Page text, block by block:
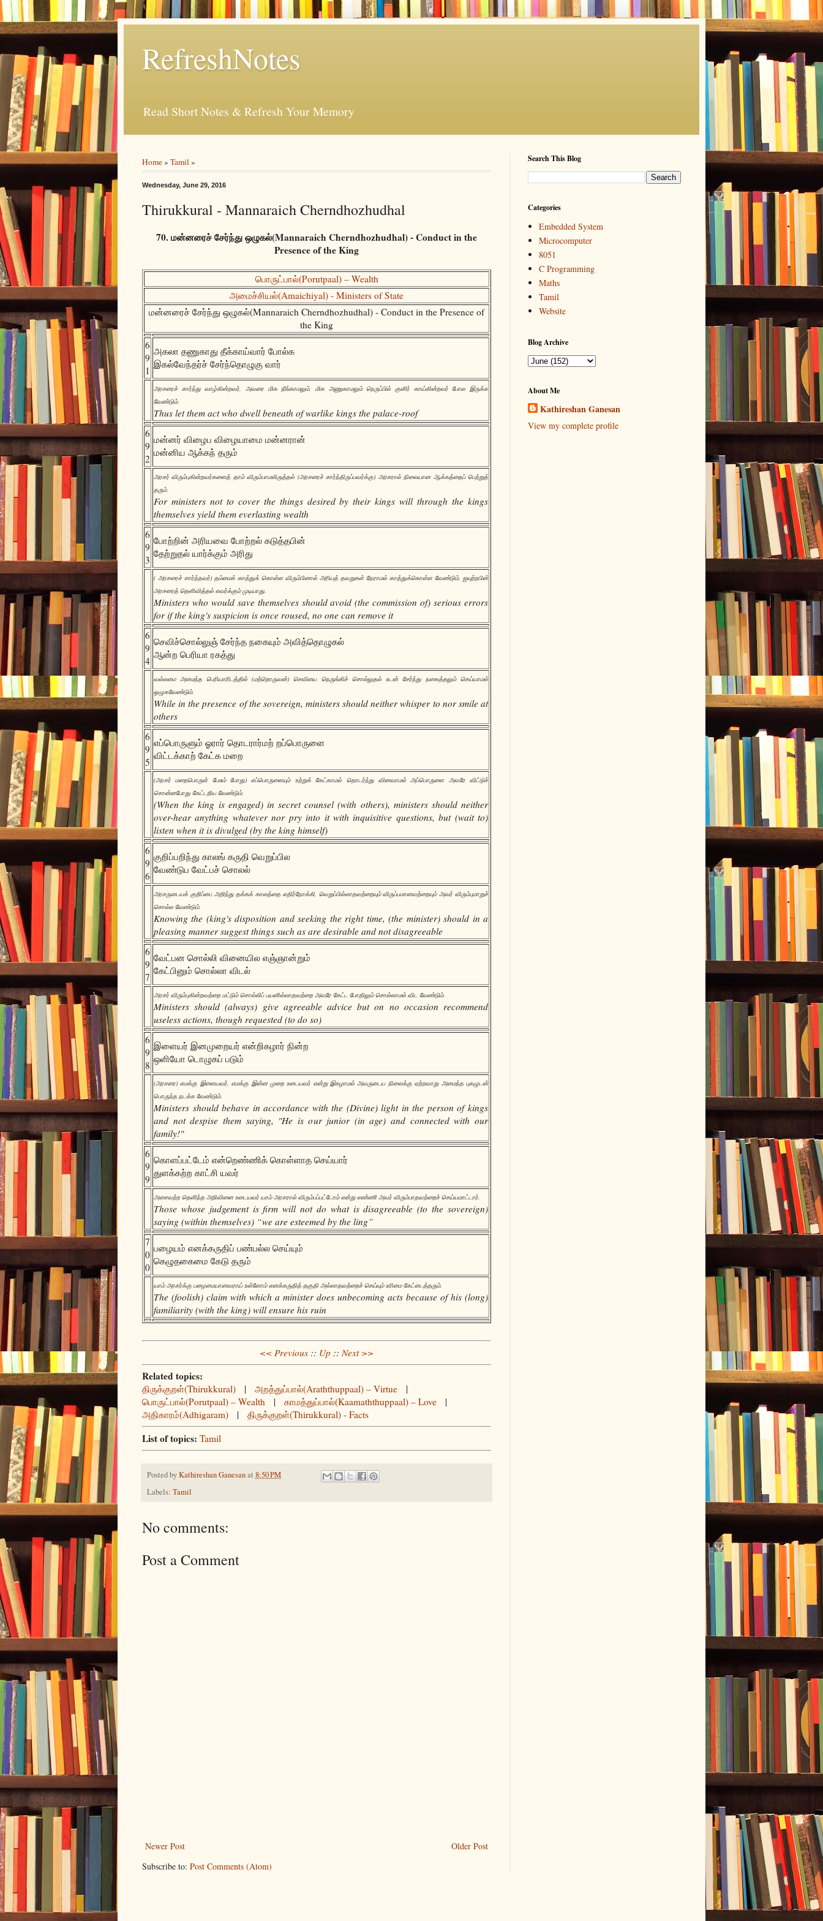
RefreshNotes
Read Short Notes & Refresh Your Memory
Home» Tamil »
Wednesday, June 29, 2016
Thirukkural - Mannaraich Cherndhozhudhal
70. மன்னரைச் சேர்ந்து ஒழுகல்(Mannaraich Cherndhozhudhal) - Conduct in the
Presence of the King
பொருட்பால்(Porutpaal) – Wealth
அமைச்சியல்(Amaichiyal) - Ministers of State
மன்னரைச் சேர்ந்து ஒழுகல்(Mannaraich Cherndhozhudhal) - Conduct in the Presence of
the King
6
9
1
அகலா தணுகாது தீக்காய்வார் போல்க
இகல்வேந்தர்ச் சேர்ந்தொழுகு வார்
அரசரைச் சார்ந்து வாழ்கின்றவர், அவரை மிக நீங்காமலும், மிக அணுகாமலும் நெருப்பில் குளிர் காய்கின்றவர் போல இருக்க
வேண்டும்.
Thus let them act who dwell beneath of warlike kings the palace-roof
6
9
2
மன்னர் விழைப விழையாமை மன்னரான்
மன்னிய ஆக்கந் தரும்
அரசர் விரும்புகின்றவர்களைத் தாம் விரும்பாமலிருத்தல் (அரசரைச் சார்ந்திருப்பவர்க்கு) அரசரால் நிலையான ஆக்கத்தைப் பெற்றுத்
தரும்.
For ministers not to cover the things desired by their kings will through the kings
themselves yield them everlasting wealth
6
9
3
போற்றின் அரியவை போற்றல் கடுத்தபின்
தேற்றுதல் யார்க்கும் அரிது
( அரசரைச் சார்ந்தவர்) தம்மைக் காத்துக் கொள்ள விரும்பினால் அரியத் தவறுகள் நேராமல் காத்துக்கொள்ள வேண்டும், ஐயுற்றபின்
அரசரைத் தெளிவித்தல் எவர்க்கும் முடியாது.
Ministers who would save themselves should avoid (the commission of) serious errors
for if the king's suspicion is once roused, no one can remove it
6
9
4
செவிச்சொல்லுஞ் சேர்ந்த நகையும் அவித்தொழுகல்
ஆன்ற பெரியா ரகத்து
வல்லமை அமைந்த பெரியாரிடத்தில் (மற்றொருவன்) செவியை நெருங்கிச் சொல்லுதல் உடன் சேர்ந்து நகைத்தலும் செய்யாமல்
ஒழுகவேண்டும்.
While in the presence of the sovereign, ministers should neither whisper to nor smile at
others
6
9
5
எப்பொருளும் ஓரார் தொடரார்மற் றப்பொருளை
விட்டக்காற் கேட்க மறை
(அரசர் மறைபொருள் பேசும் போது) எப்பொருளையும் உற்றுக் கேட்காமல் தொடர்ந்து வினவாமல் அப்பொருளை அவரே விட்டுச்
சொன்னபோது கேட்டறிய வேண்டும்.
(When the king is engaged) in secret counsel (with others), ministers should neither
over-hear anything whatever nor pry into it with inquisitive questions, but (wait to)
listen when it is divulged (by the king himself)
6
9
6
குறிப்பறிந்து காலங் கருதி வெறுப்பில
வேண்டுப வேட்பச் சொலல்
அரசருடையக் குறிப்பை அறிந்து தக்கக் காலத்தை எதிர்நோக்கி, வெறுப்பில்லாதவற்றையும் விருப்பமானவற்றையும் அவர் விரும்புமாறுச்
சொல்ல வேண்டும்.
Knowing the (king's disposition and seeking the right time, (the minister) should in a
pleasing manner suggest things such as are desirable and not disagreeable
6
9
7
வேட்பன சொல்லி வினையில எஞ்ஞான்றும்
கேட்பினும் சொல்லா விடல்
அரசர் விரும்புகின்றவற்றை மட்டும் சொல்லிப் பயனில்லாதவற்றை அவரே கேட்ட போதிலும் சொல்லாமல் விட வேண்டும்.
Ministers should (always) give agreeable advice but on no occasion recommend
useless actions, though requested (to do so)
6
9
8
இளையர் இனமுறையர் என்றிகழார் நின்ற
ஒளியோ டொழுகப் படும்
(அரசரை) எமக்கு இளையவர், எமக்கு இன்ன முறை உடையவர் என்று இகழாமல் அவருடைய நிலைக்கு ஏற்றவாறு அமைந்த புகழுடன்
பொருந்த நடக்க வேண்டும்.
Ministers should behave in accordance with the (Divine) light in the person of kings
and not despise them saying, "He is our junior (in age) and connected with our
family!"
6
9
9
கொளப்பட்டேம் என்றெண்ணிக் கொள்ளாத செய்யார்
துளக்கற்ற காட்சி யவர்
அசைவற்ற தெளிந்த அறிவினை உடையவர் யாம் அரசரால் விரும்பப்பட்டோம் என்று எண்ணி அவர் விரும்பாதவற்றைச் செய்யமாட்டார்.
Those whose judgement is firm will not do what is disagreeable (to the sovereign)
saying (within themselves) “we are esteemed by the ling”
7
0
0
பழையம் எனக்கருதிப் பண்பல்ல செய்யும்
கெழுதகைமை கேடு தரும்
யாம் அரசர்க்கு பழைமையானவராய் உள்ளோம் எனக்கருதித் தகுதி அல்லாதவற்றைச் செய்யும் உரிமை கேட்டைத்தரும்.
The (foolish) claim with which a minister does unbecoming acts because of his (long)
familiarity (with the king) will ensure his ruin
<< Previous :: Up :: Next >>
Related topics:
திருக்குறள்(Thirukkural) | அறத்துப்பால்(Araththuppaal) – Virtue |
பொருட்பால்(Porutpaal) – Wealth | காமத்துப்பால்(Kaamaththuppaal) – Love |
அதிகாரம்(Adhigaram) | திருக்குறள்(Thirukkural) - Facts
List of topics: Tamil
Posted byKathireshan Ganesanat 8:50 PM
Labels: Tamil
No comments:
Post a Comment
Newer Post
Older Post
Subscribe to: Post Comments (Atom)
Search This Blog
Categories
Embedded System
Microcomputer
8051
C Programming
Maths
Tamil
Website
Blog Archive
About Me
Kathireshan Ganesan
View my complete profile